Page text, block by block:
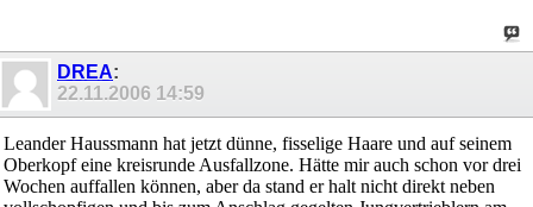
DREA:
22.11.2006 14:59
Leander Haussmann hat jetzt dünne, fisselige Haare und auf seinem
Oberkopf eine kreisrunde Ausfallzone. Hätte mir auch schon vor drei
Wochen auffallen können, aber da stand er halt nicht direkt neben